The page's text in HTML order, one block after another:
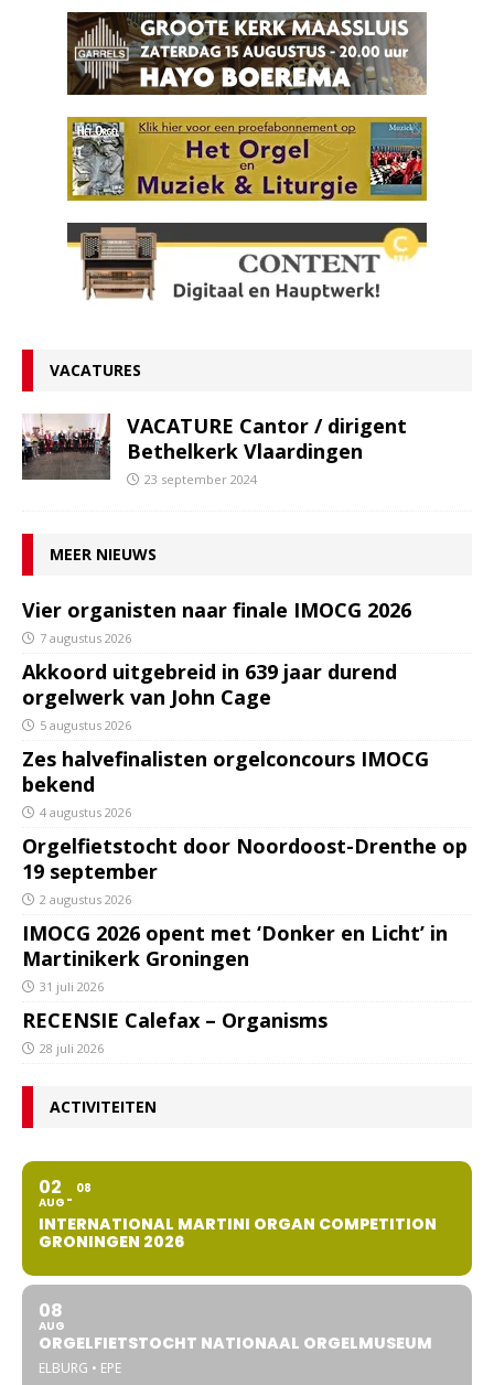
VACATURES
VACATURE Cantor / dirigent
Bethelkerk Vlaardingen
23 september 2024
MEER NIEUWS
Vier organisten naar finale IMOCG 2026
7 augustus 2026
Akkoord uitgebreid in 639 jaar durend
orgelwerk van John Cage
5 augustus 2026
Zes halvefinalisten orgelconcours IMOCG
bekend
4 augustus 2026
Orgelfietstocht door Noordoost-Drenthe op
19 september
2 augustus 2026
IMOCG 2026 opent met ‘Donker en Licht’ in
Martinikerk Groningen
31 juli 2026
RECENSIE Calefax – Organisms
28 juli 2026
ACTIVITEITEN
02
AUG
08
INTERNATIONAL MARTINI ORGAN COMPETITION
GRONINGEN 2026
08
AUG
ORGELFIETSTOCHT NATIONAAL ORGELMUSEUM
ELBURG • EPE